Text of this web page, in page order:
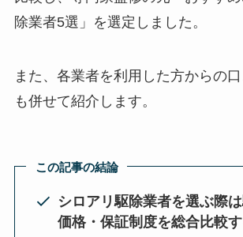
除業者5選」を選定しました。
また、各業者を利用した方からの
も併せて紹介します。
この記事の結論
シロアリ駆除業者を選ぶ際
価格・保証制度を総合比較